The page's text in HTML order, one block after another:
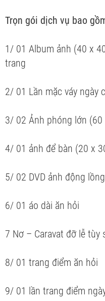
Trọn gói dịch vụ bao
1/ 01 Album ảnh (40 x
trang
2/ 01 Lần mặc váy ngày
3/ 02 Ảnh phóng lớn
4/ 01 ảnh để bàn (20 x
5/ 02 DVD ảnh động
6/ 01 áo dài ăn hỏi
7 Nơ – Caravat đỡ lễ tùy
8/ 01 trang điểm ăn hỏi
9/ 01 lần trang điểm